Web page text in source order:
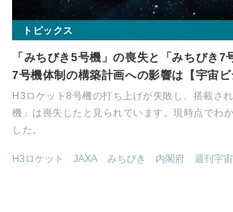
トピックス
「みちびき5号機」の喪失と「みちびき7
7号機体制の構築計画への影響は【宇宙ビ
H3ロケット8号機の打ち上げが失敗し、搭載さ
機」は喪失したと見られています。現時点でわ
した。
H3ロケット JAXA みちびき 内閣府 週刊宇